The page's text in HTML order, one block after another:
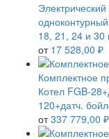
18, 21, 24 и 30
от 17 528,00 ₽
Комплектное
Котел FGB-
120+датч.
от 337 779,00 ₽